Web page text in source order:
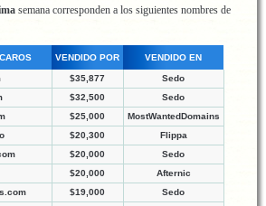
semana corresponden a los siguientes nombres de
VENDIDO POR VENDIDO EN
$35,877
Sedo
$32,500
Sedo
$25,000
MostWantedDomains
$20,300
Flippa
$20,000
Sedo
$20,000
Afternic
$19,000
Sedo